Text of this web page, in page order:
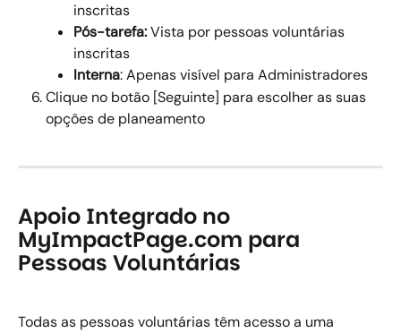
inscritas
Pós-tarefa: Vista por pessoas voluntárias
inscritas
Interna: Apenas visível para Administradores
Clique no botão [Seguinte] para escolher as suas
opções de planeamento
Apoio Integrado no
MyImpactPage.com para
Pessoas Voluntárias
Todas as pessoas voluntárias têm acesso a uma